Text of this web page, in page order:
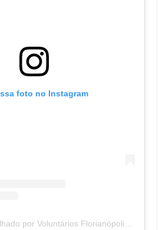
foto no Instagram
Voluntários Florianópolis (@voluntariosfloripaa)